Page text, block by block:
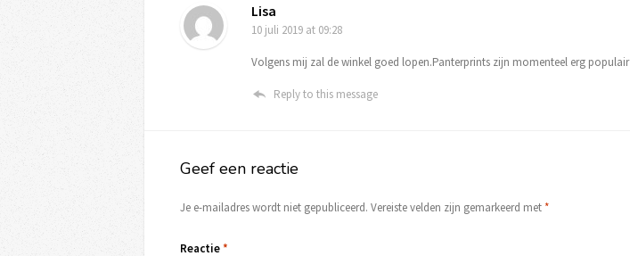
Lisa
10 juli 2019 at 09:28
Volgens mij zal de winkel goed lopen.Panterprints zijn momenteel erg populair
Reply to this message
Geef een reactie
Je e-mailadres wordt niet gepubliceerd. Vereiste velden zijn gemarkeerd met*
Reactie*